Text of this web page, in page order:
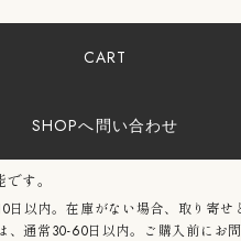
CART
SHOPへ問い合わせ
す。
日以内。在庫がない場合、取り寄せ
、通常30-60日以内。ご購入前にお